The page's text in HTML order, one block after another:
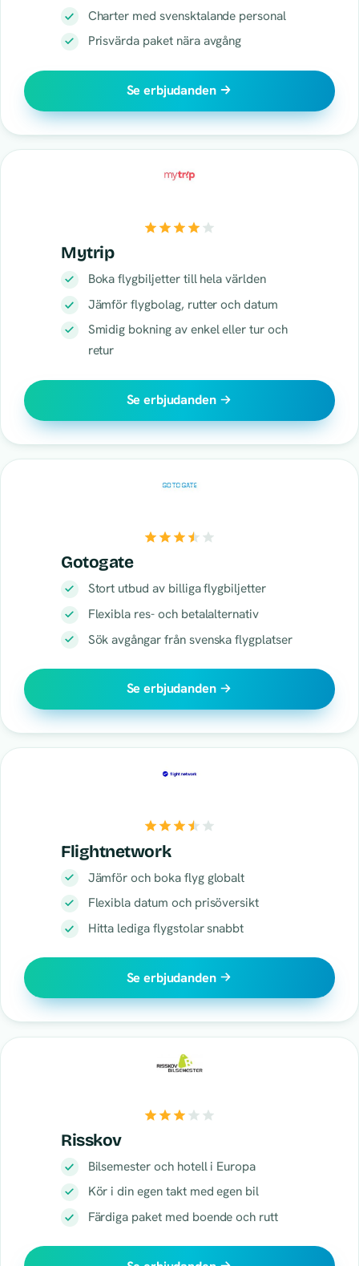
Charter med svensktalande personal
Prisvärda paket nära avgång
Se erbjudanden
Mytrip
Boka flygbiljetter till hela världen
Jämför flygbolag, rutter och datum
Smidig bokning av enkel eller tur och
retur
Se erbjudanden
Gotogate
Stort utbud av billiga flygbiljetter
Flexibla res- och betalalternativ
Sök avgångar från svenska flygplatser
Se erbjudanden
Flightnetwork
Jämför och boka flyg globalt
Flexibla datum och prisöversikt
Hitta lediga flygstolar snabbt
Se erbjudanden
Risskov
Bilsemester och hotell i Europa
Kör i din egen takt med egen bil
Färdiga paket med boende och rutt